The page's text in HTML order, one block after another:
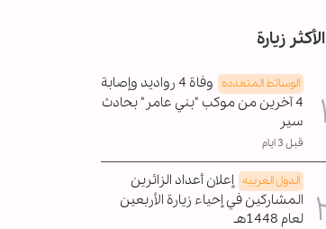
الأكثر زيارة
الوسائط المتعدده
وفاة 4 رواديد وإصابة
4 آخرين من موكب "بني عامر" بحادث
سير
قبل 3 ايام
الدول العربیه إعلان أعداد الزائرين
المشاركين في إحياء زيارة الأربعين
لعام 1448هـ